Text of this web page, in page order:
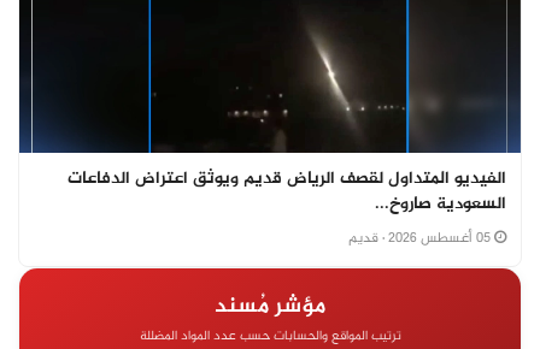
الفيديو المتداول لقصف الرياض قديم ويوثق اعتراض الدفاعات
السعودية صاروخ...
· قديم
مؤشر مُسند
ترتيب المواقع والحسابات حسب عدد المواد المضللة